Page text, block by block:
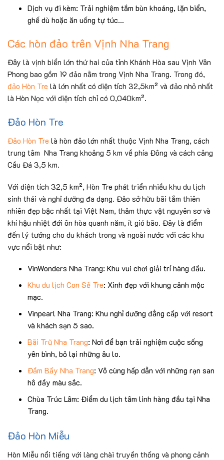
Dịch vụ đi kèm: Trải nghiệm tắm bùn khoáng, lặn biển,
ghế dù hoặc ăn uống tự túc…
Các hòn đảo trên Vịnh Nha Trang
Đây là vịnh biển lớn thứ hai của tỉnh Khánh Hòa sau Vịnh Vân
Phong bao gồm 19 đảo nằm trong Vịnh Nha Trang. Trong đó,
đảo Hòn Tre là lớn nhất có diện tích 32,5km² và đảo nhỏ nhất
là Hòn Nọc với diện tích chỉ có 0,040km².
Đảo Hòn Tre
Đảo Hòn Tre là hòn đảo lớn nhất thuộc Vịnh Nha Trang, cách
trung tâm Nha Trang khoảng 5 km về phía Đông và cách cảng
Cầu Đá 3,5 km.
Với diện tích 32,5 km², Hòn Tre phát triển nhiều khu du lịch
sinh thái và nghỉ dưỡng đa dạng. Đảo sở hữu bãi tắm thiên
nhiên đẹp bậc nhất tại Việt Nam, thảm thực vật nguyên sơ và
khí hậu nhiệt đới ôn hòa quanh năm, ít gió bão. Đây là điểm
đến lý tưởng cho du khách trong và ngoài nước với các khu
vực nổi bật như:
VinWonders Nha Trang: Khu vui chơi giải trí hàng đầu.
Khu du lịch Con Sẻ Tre: Xinh đẹp với khung cảnh mộc
mạc.
Vinpearl Nha Trang: Khu nghỉ dưỡng đẳng cấp với resort
và khách sạn 5 sao.
Bãi Trũ Nha Trang: Nơi để bạn trải nghiệm cuộc sống
yên bình, bỏ lại những âu lo.
Đầm Bấy Nha Trang: Vô cùng hấp dẫn với những rạn san
hô đầy màu sắc.
Chùa Trúc Lâm: Điểm du lịch tâm linh hàng đầu tại Nha
Trang.
Đảo Hòn Miễu
Hòn Miễu nổi tiếng với làng chài truyền thống và phong cảnh